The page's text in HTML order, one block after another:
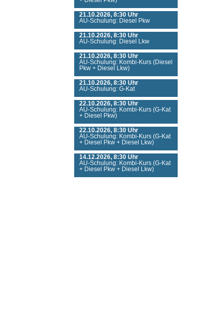
21.10.2026, 8:30 Uhr
AU-Schulung: Diesel Pkw
21.10.2026, 8:30 Uhr
AU-Schulung: Diesel Lkw
21.10.2026, 8:30 Uhr
AU-Schulung: Kombi-Kurs (Diesel
Pkw + Diesel Lkw)
21.10.2026, 8:30 Uhr
AU-Schulung: G-Kat
22.10.2026, 8:30 Uhr
AU-Schulung: Kombi-Kurs (G-Kat
+ Diesel Pkw)
22.10.2026, 8:30 Uhr
AU-Schulung: Kombi-Kurs (G-Kat
+ Diesel Pkw + Diesel Lkw)
14.12.2026, 8:30 Uhr
AU-Schulung: Kombi-Kurs (G-Kat
+ Diesel Pkw + Diesel Lkw)